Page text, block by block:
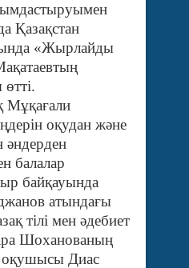
Қазақстан
«Жырлайды
Мұқағали
оқудан және
әндерден
балалар
байқауында
атындағы
тілі мен әдебиет
Шоханованың
оқушысы Диас